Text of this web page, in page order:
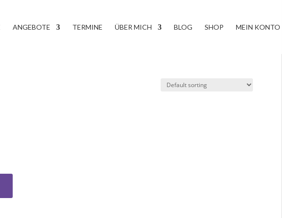
ANGEBOTE TERMINE ÜBER MICH BLOG SHOP MEIN KONTO